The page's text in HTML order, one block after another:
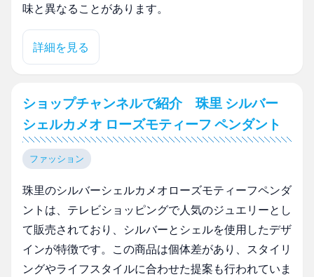
味と異なることがあります。
詳細を見る
ショップチャンネルで紹介 珠里 シルバー
シェルカメオ ローズモティーフ ペンダント
ファッション
珠里のシルバーシェルカメオローズモティーフペンダ
ントは、テレビショッピングで人気のジュエリーとし
て販売されており、シルバーとシェルを使用したデザ
インが特徴です。この商品は個体差があり、スタイリ
ングやライフスタイルに合わせた提案も行われていま